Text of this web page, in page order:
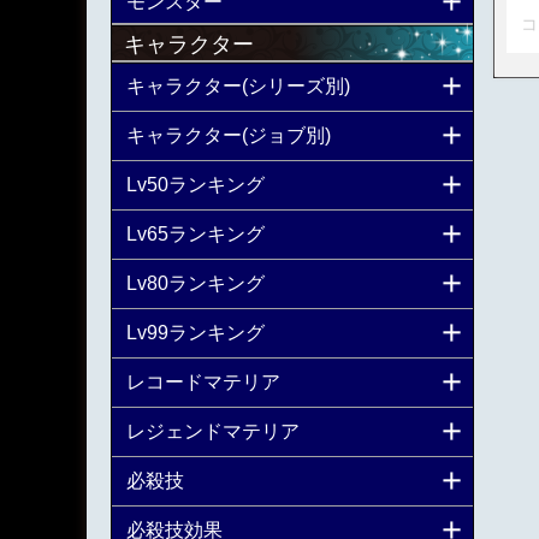
キャラクター
キャラクター(シリーズ別)
キャラクター(ジョブ別)
Lv50ランキング
Lv65ランキング
Lv80ランキング
Lv99ランキング
レコードマテリア
レジェンドマテリア
必殺技
必殺技効果